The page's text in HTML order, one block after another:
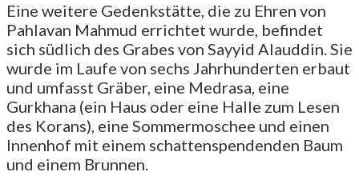
Eine weitere Gedenkstätte, die zu Ehren von
Pahlavan Mahmud errichtet wurde, befindet
sich südlich des Grabes von Sayyid Alauddin. Sie
wurde im Laufe von sechs Jahrhunderten erbaut
und umfasst Gräber, eine Medrasa, eine
Gurkhana (ein Haus oder eine Halle zum Lesen
des Korans), eine Sommermoschee und einen
Innenhof mit einem schattenspendenden Baum
und einem Brunnen.